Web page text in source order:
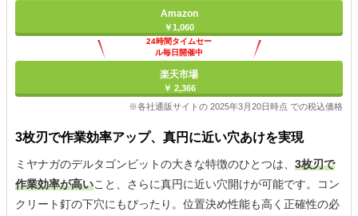
Amazon
￥1,060
24時間タイムセー
ル毎日開催中
楽天市場
￥ 2,366
※各社通販サイトの 2025年3月20日時点 での税込価格
3枚刃で作業効率アップ、真円に近い穴あけを実現
ミヤナガのデルタゴンビットの大きな特徴のひとつは、 3枚刃で
作業効率が高いこと、さらに真円に近い穴開けが可能です。コン
クリート釘の下穴にもぴったり。位置決め性能も高く正確性の必